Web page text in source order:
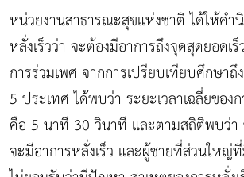
หน่วยงานสาธารณะสุขแห่งชาติ ได้ให้คำ
หลั่งเร็วว่า จะต้องมีอาการถึงจุดสุดยอดเ
การร่วมเพศ จากการเปรียบเทียบศึกษา
5 ประเทศ ได้พบว่า ระยะเวลาเฉลี่ยขอ
คือ 5 นาที 30 วินาที และตามสถิติพบว่
จะมีอาการหลั่งเร็ว และผู้ชายที่ส่วนใหญ่